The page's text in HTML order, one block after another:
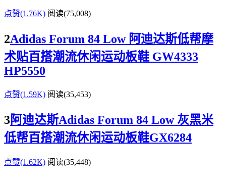
点赞(1.76K) 阅读(75,008)
2Adidas Forum 84 Low 阿迪达斯低帮摩
术贴百搭潮流休闲运动板鞋 GW4333
HP5550
点赞(1.59K) 阅读(35,453)
3阿迪达斯Adidas Forum 84 Low 灰黑米
低帮百搭潮流休闲运动板鞋GX6284
点赞(1.62K) 阅读(35,448)